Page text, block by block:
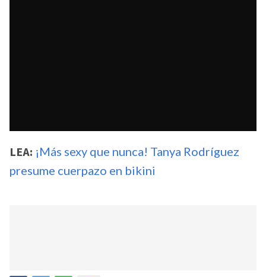
LEA: ¡Más sexy que nunca! Tanya Rodríguez
presume cuerpazo en bikini